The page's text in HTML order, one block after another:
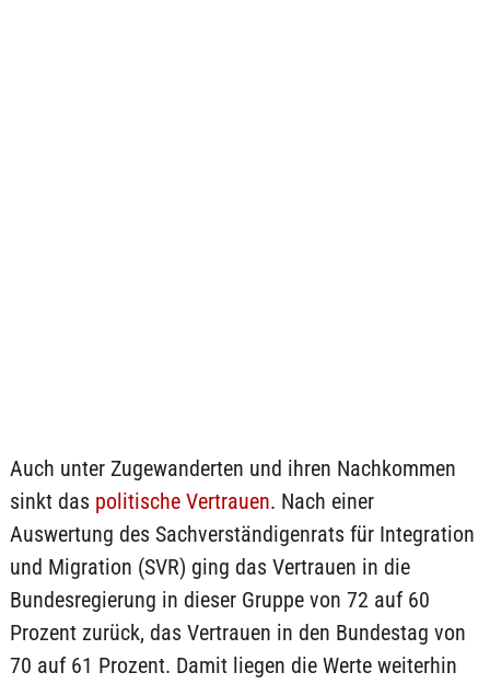
Auch unter Zugewanderten und ihren Nachkommen
sinkt das politische Vertrauen. Nach einer
Auswertung des Sachverständigenrats für Integration
und Migration (SVR) ging das Vertrauen in die
Bundesregierung in dieser Gruppe von 72 auf 60
Prozent zurück, das Vertrauen in den Bundestag von
70 auf 61 Prozent. Damit liegen die Werte weiterhin